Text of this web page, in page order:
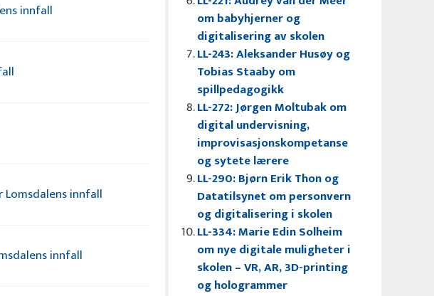
innfall
Lomsdalens innfall
innfall
om babyhjerner og
digitalisering av skolen
LL-243: Aleksander Husøy og
Tobias Staaby om
spillpedagogikk
LL-272: Jørgen Moltubak om
digital undervisning,
improvisasjonskompetanse
og sytete lærere
LL-290: Bjørn Erik Thon og
Datatilsynet om personvern
og digitalisering i skolen
LL-334: Marie Edin Solheim
om nye digitale muligheter i
skolen – VR, AR, 3D-printing
og hologrammer